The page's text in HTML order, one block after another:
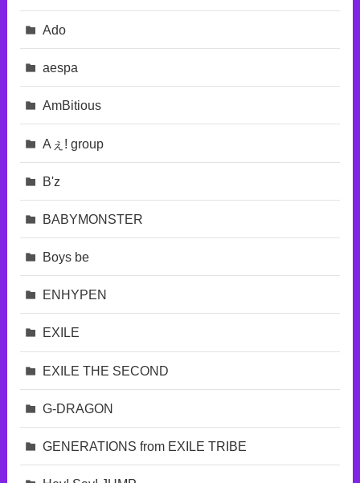
Ado
aespa
AmBitious
Aぇ! group
B'z
BABYMONSTER
Boys be
ENHYPEN
EXILE
EXILE THE SECOND
G-DRAGON
GENERATIONS from EXILE TRIBE